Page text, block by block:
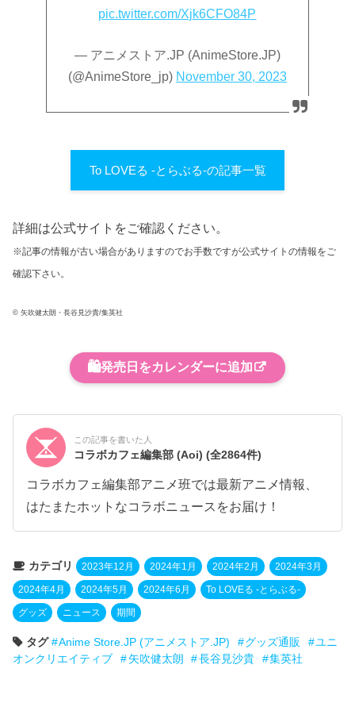
pic.twitter.com/Xjk6CFO84P
— アニメストア.JP (AnimeStore.JP)
(@AnimeStore_jp) November 30, 2023
To LOVEる -とらぶる-の記事一覧
詳細は公式サイトをご確認ください。
※記事の情報が古い場合がありますのでお手数ですが公式サイトの情報をご
確認下さい。
© 矢吹健太朗・長谷見沙貴/集英社
🛍️発売日をカレンダーに追加
この記事を書いた人
コラボカフェ編集部 (Aoi)(全2864件)
コラボカフェ編集部アニメ班では最新アニメ情報、
はたまたホットなコラボニュースをお届け！
カテゴリ 2023年12月 2024年1月 2024年2月 2024年3月
2024年4月 2024年5月 2024年6月 To LOVEる -とらぶる-
グッズ ニュース 期間
タグ Anime Store.JP (アニメストア.JP) グッズ通販
ユニ
オンクリエイティブ
矢吹健太朗 長谷見沙貴 集英社